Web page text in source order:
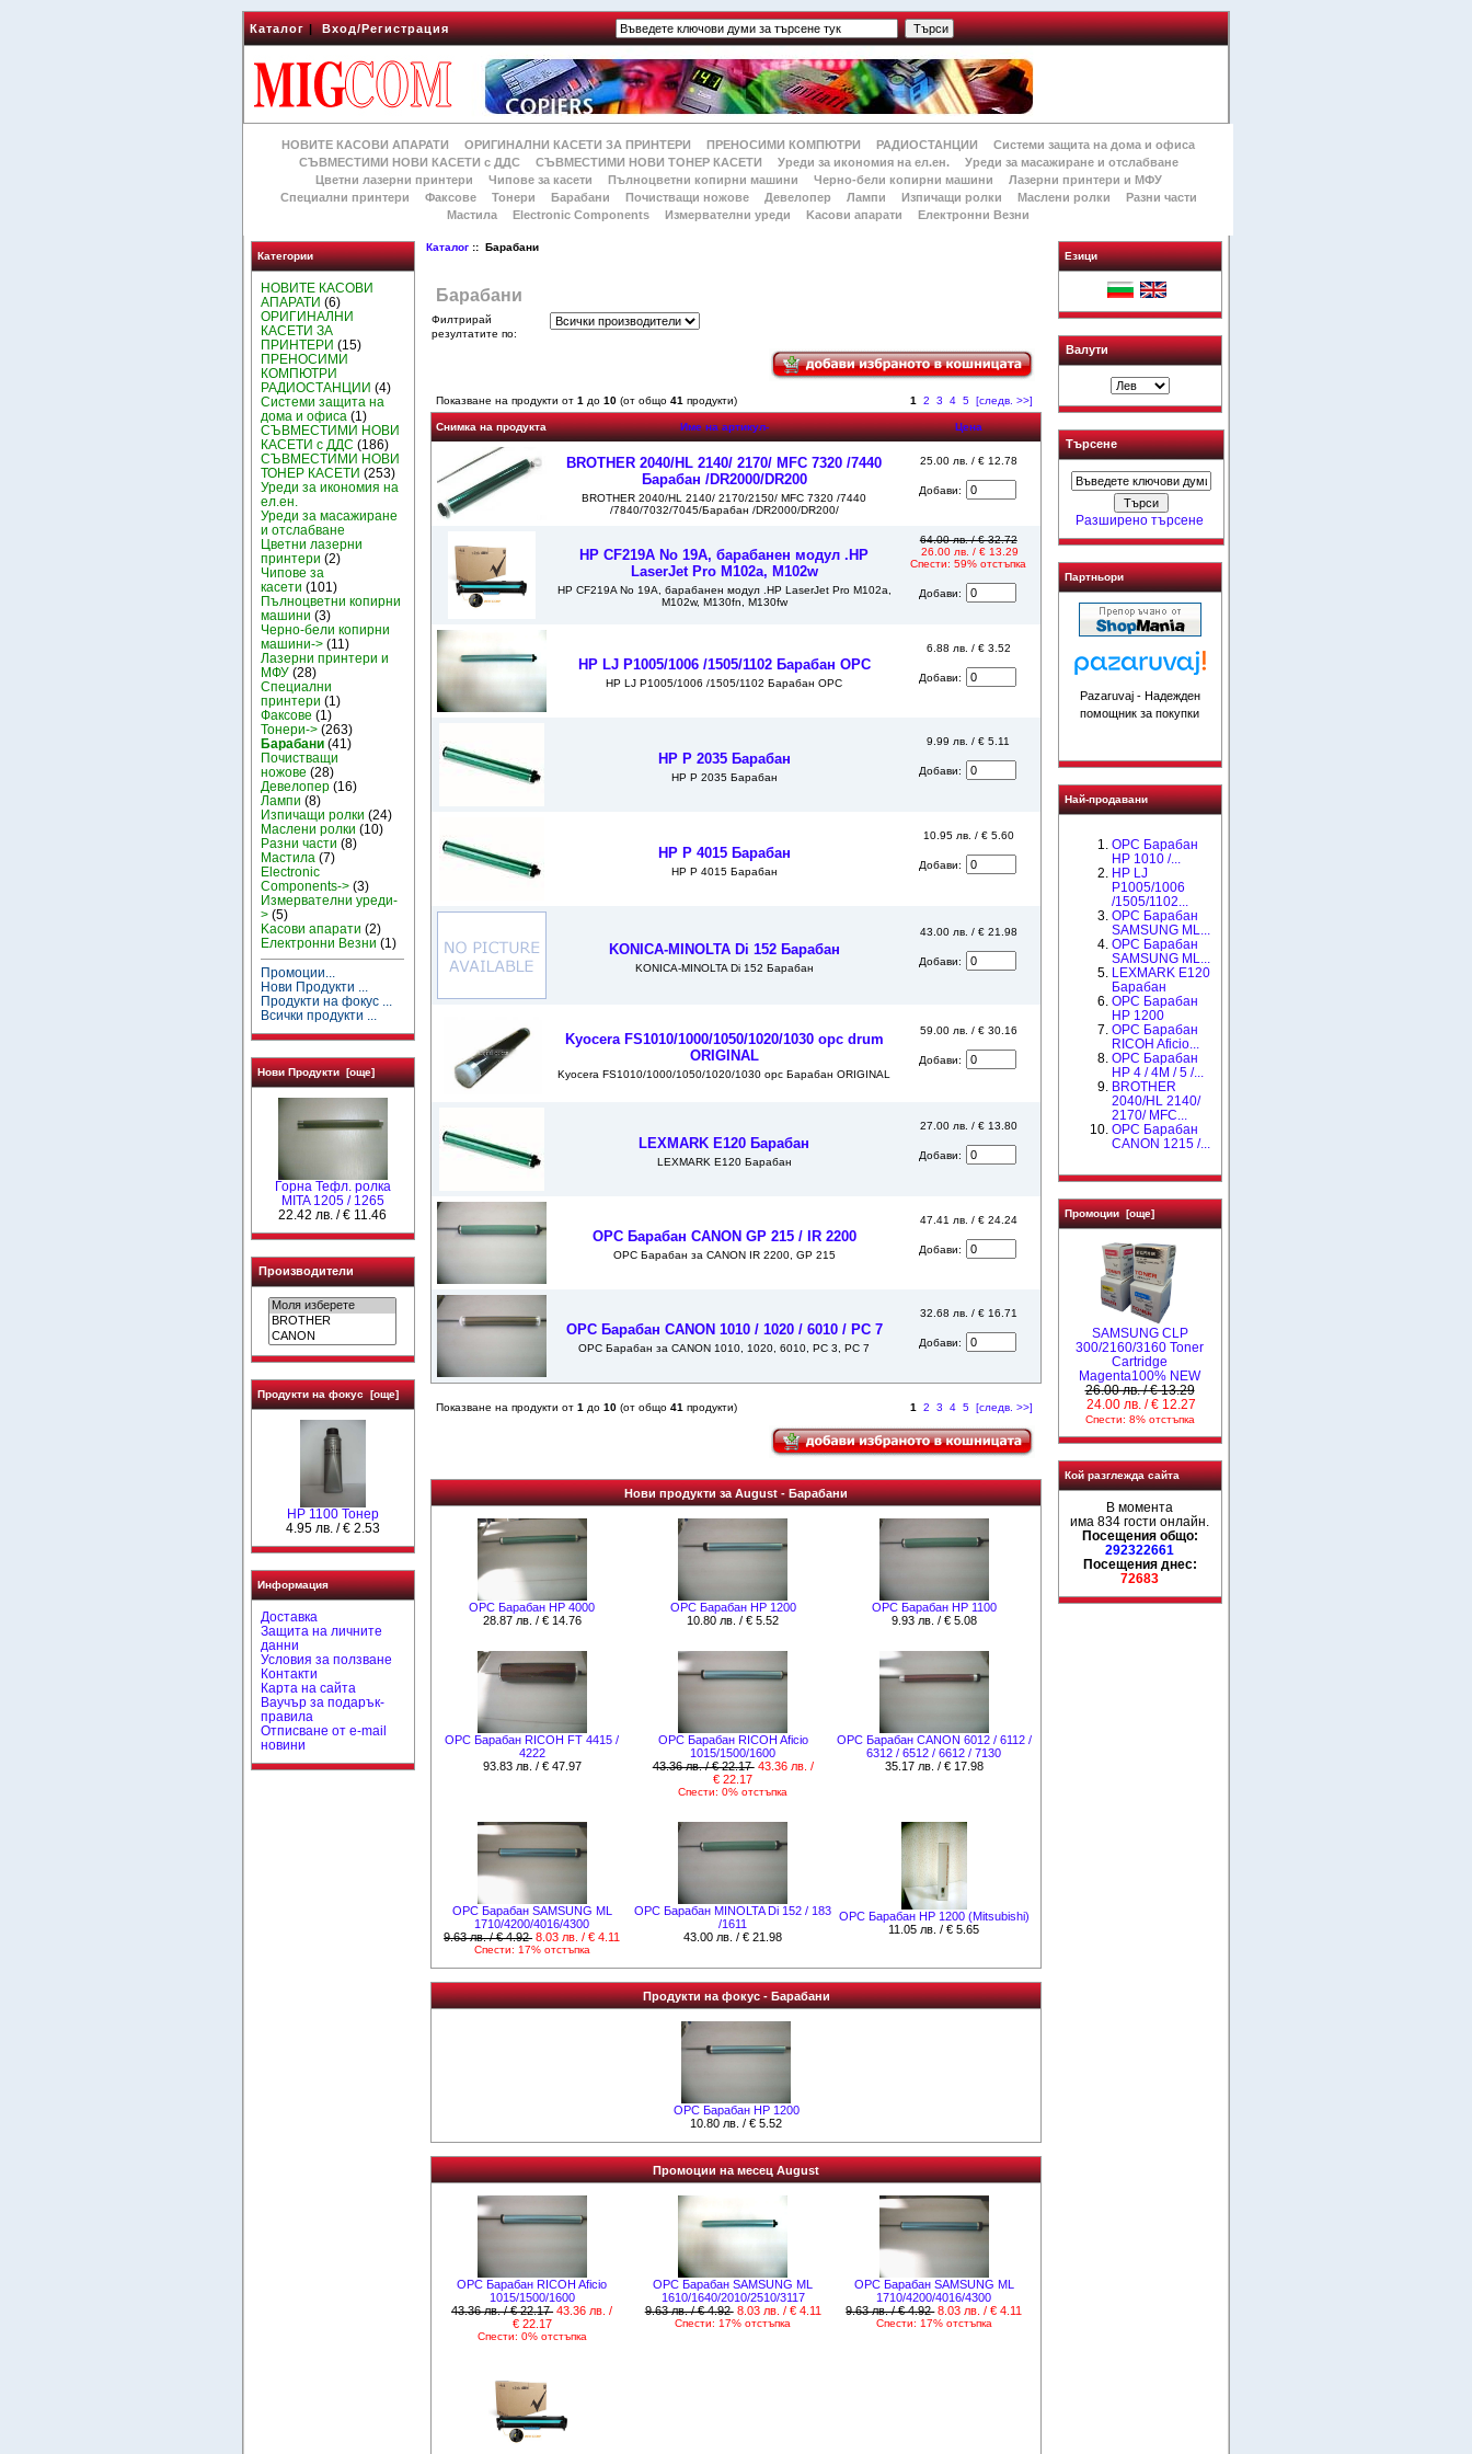
Каталог|Вход/Регистрация
НОВИТЕ КАСОВИ АПАРАТИ ОРИГИНАЛНИ КАСЕТИ ЗА ПРИНТЕРИ ПРЕНОСИМИ КОМПЮТРИ РАДИОСТАНЦИИ
Системи защита на дома и офиса
СЪВМЕСТИМИ НОВИ КАСЕТИ с ДДС
СЪВМЕСТИМИ НОВИ ТОНЕР КАСЕТИ Уреди за икономия на ел.ен.
Уреди за масажиране и отслабване
Цветни лазерни принтери
Чипове за касети Пълноцветни копирни машини Черно-бели копирни машини
Лазерни принтери и МФУ
Специални принтери
Факсове Тонери Барабани Почистващи ножове Девелопер Лампи Изпичащи ролки Маслени ролки
Разни части
Мастила
Electronic Components Измервателни уреди Kасови апарати Електронни Везни
Категории
НОВИТЕ КАСОВИ
АПАРАТИ (6)
ОРИГИНАЛНИ
КАСЕТИ ЗА
ПРИНТЕРИ (15)
ПРЕНОСИМИ
КОМПЮТРИ
РАДИОСТАНЦИИ (4)
Системи защита на
дома и офиса (1)
СЪВМЕСТИМИ НОВИ
КАСЕТИ с ДДС (186)
СЪВМЕСТИМИ НОВИ
ТОНЕР КАСЕТИ (253)
Уреди за икономия на
ел.ен.
Уреди за масажиране
и отслабване
Цветни лазерни
принтери (2)
Чипове за
касети (101)
Пълноцветни копирни
машини (3)
Черно-бели копирни
машини-> (11)
Лазерни принтери и
МФУ (28)
Специални
принтери (1)
Факсове (1)
Тонери-> (263)
Барабани (41)
Почистващи
ножове (28)
Девелопер (16)
Лампи (8)
Изпичащи ролки (24)
Маслени ролки (10)
Разни части (8)
Мастила (7)
Electronic
Components-> (3)
Измервателни уреди-
> (5)
Kасови апарати (2)
Електронни Везни (1)
Промоции...
Нови Продукти ...
Продукти на фокус ...
Всички продукти ...
Нови Продукти [още]
Горна Тефл. ролка
MITA 1205 / 1265
22.42 лв. / € 11.46
Производители
Продукти на фокус [още]
HP 1100 Тонер
4.95 лв. / € 2.53
Информация
Доставка
Защита на личните
данни
Условия за ползване
Контакти
Карта на сайта
Ваучър за подарък-
правила
Отписване от e-mail
новини
Каталог :: Барабани
Барабани
Филтрирай
резултатите по:
Показване на продукти от 1 до 10(от общо 41 продукти) 1 2 3 4 5 [следв. >>]
Снимка на продукта Име на артикул- Цена
BROTHER 2040/HL 2140/ 2170/ MFC 7320 /7440
Барабан /DR2000/DR200
BROTHER 2040/HL 2140/ 2170/2150/ MFC 7320 /7440
/7840/7032/7045/Барабан /DR2000/DR200/
25.00 лв. / € 12.78
Добави:
HP CF219A No 19A, барабанен модул .HP
LaserJet Pro M102a, M102w
HP CF219A No 19A, барабанен модул .HP LaserJet Pro M102a,
M102w, M130fn, M130fw
64.00 лв. / € 32.72
26.00 лв. / € 13.29
Спести: 59% отстъпка
Добави:
HP LJ P1005/1006 /1505/1102 Барабан OPC
HP LJ P1005/1006 /1505/1102 Барабан OPC
6.88 лв. / € 3.52
Добави:
HP P 2035 Барабан
HP P 2035 Барабан
9.99 лв. / € 5.11
Добави:
HP P 4015 Барабан
HP P 4015 Барабан
10.95 лв. / € 5.60
Добави:
KONICA-MINOLTA Di 152 Барабан
KONICA-MINOLTA Di 152 Барабан
43.00 лв. / € 21.98
Добави:
Kyocera FS1010/1000/1050/1020/1030 opc drum
ORIGINAL
Kyocera FS1010/1000/1050/1020/1030 opc Барабан ORIGINAL
59.00 лв. / € 30.16
Добави:
LEXMARK E120 Барабан
LEXMARK E120 Барабан
27.00 лв. / € 13.80
Добави:
OPC Барабан CANON GP 215 / IR 2200
OPC Барабан за CANON IR 2200, GP 215
47.41 лв. / € 24.24
Добави:
OPC Барабан CANON 1010 / 1020 / 6010 / PC 7
OPC Барабан за CANON 1010, 1020, 6010, PC 3, PC 7
32.68 лв. / € 16.71
Добави:
Показване на продукти от 1 до 10(от общо 41 продукти) 1 2 3 4 5 [следв. >>]
Нови продукти за August - Барабани
OPC Барабан HP 4000
28.87 лв. / € 14.76
OPC Барабан HP 1200
10.80 лв. / € 5.52
OPC Барабан HP 1100
9.93 лв. / € 5.08
OPC Барабан RICOH FT 4415 /
4222
93.83 лв. / € 47.97
OPC Барабан RICOH Aficio
1015/1500/1600
43.36 лв. / € 22.17 43.36 лв. /
€ 22.17
Спести: 0% отстъпка
OPC Барабан CANON 6012 / 6112 /
6312 / 6512 / 6612 / 7130
35.17 лв. / € 17.98
OPC Барабан SAMSUNG ML
1710/4200/4016/4300
9.63 лв. / € 4.92 8.03 лв. / € 4.11
Спести: 17% отстъпка
OPC Барабан MINOLTA Di 152 / 183
/1611
43.00 лв. / € 21.98
OPC Барабан HP 1200 (Mitsubishi)
11.05 лв. / € 5.65
Продукти на фокус - Барабани
OPC Барабан HP 1200
10.80 лв. / € 5.52
Промоции на месец August
OPC Барабан RICOH Aficio
1015/1500/1600
43.36 лв. / € 22.17 43.36 лв. /
€ 22.17
Спести: 0% отстъпка
OPC Барабан SAMSUNG ML
1610/1640/2010/2510/3117
9.63 лв. / € 4.92 8.03 лв. / € 4.11
Спести: 17% отстъпка
OPC Барабан SAMSUNG ML
1710/4200/4016/4300
9.63 лв. / € 4.92 8.03 лв. / € 4.11
Спести: 17% отстъпка
Езици
Валути
Търсене
Разширено търсене
Партньори
Pazaruvaj - Надежден
помощник за покупки
Най-продавани
OPC Барабан
НР 1010 /...
HP LJ
P1005/1006
/1505/1102...
OPC Барабан
SAMSUNG ML...
OPC Барабан
SAMSUNG ML...
LEXMARK E120
Барабан
OPC Барабан
HP 1200
OPC Барабан
RICOH Aficio...
OPC Барабан
HP 4 / 4M / 5 /...
BROTHER
2040/HL 2140/
2170/ MFC...
OPC Барабан
CANON 1215 /...
Промоции [още]
SAMSUNG CLP
300/2160/3160 Toner
Cartridge
Magenta100% NEW
26.00 лв. / € 13.29
24.00 лв. / € 12.27
Спести: 8% отстъпка
Кой разглежда сайта
В момента
има 834 гости онлайн.
Посещения общо:
292322661
Посещения днес:
72683